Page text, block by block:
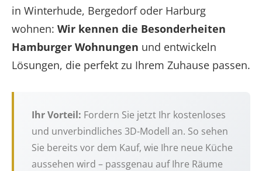
in Winterhude, Bergedorf oder Harburg
wohnen: Wir kennen die Besonderheiten
Hamburger Wohnungen und entwickeln
Lösungen, die perfekt zu Ihrem Zuhause passen.
Ihr Vorteil: Fordern Sie jetzt Ihr kostenloses
und unverbindliches 3D-Modell an. So sehen
Sie bereits vor dem Kauf, wie Ihre neue Küche
aussehen wird – passgenau auf Ihre Räume